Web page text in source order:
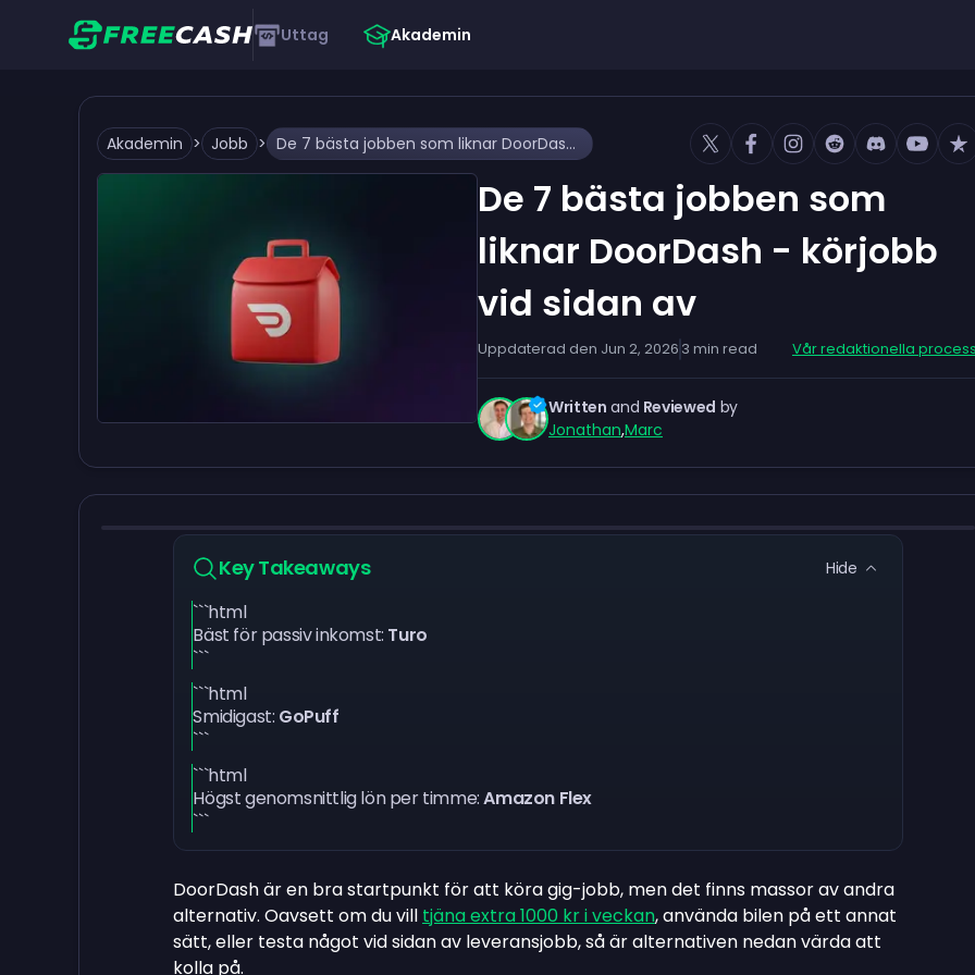
Uttag Akademin
Akademin > Jobb > De 7 bästa jobben som liknar DoorDash - körjobb vid sidan av
De 7 bästa jobben som
liknar DoorDash - körjobb
vid sidan av
Uppdaterad den Jun 2, 2026 3 min read Vår redaktionella process
Written and Reviewed by
Jonathan,Marc
Key Takeaways Hide
```html
Bäst för passiv inkomst: Turo
```
```html
Smidigast: GoPuff
```
```html
Högst genomsnittlig lön per timme:Amazon Flex
```
DoorDash är en bra startpunkt för att köra gig-jobb, men det finns massor av andra
alternativ. Oavsett om du vill tjäna extra 1000 kr i veckan, använda bilen på ett annat
sätt, eller testa något vid sidan av leveransjobb, så är alternativen nedan värda att
kolla på.